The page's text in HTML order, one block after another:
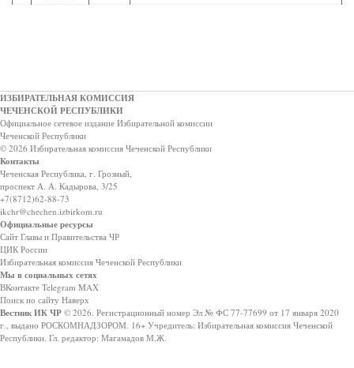
ИЗБИРАТЕЛЬНАЯ КОМИССИЯ
ЧЕЧЕНСКОЙ РЕСПУБЛИКИ
Официальное сетевое издание Избирательной комиссии
Чеченской Республики
© 2026 Избирательная комиссия Чеченской Республики
Контакты
Чеченская Республика, г. Грозный,
проспект А. А. Кадырова, 3/25
+7(8712)62-88-73
ikchr@chechen.izbirkom.ru
Официальные ресурсы
Сайт Главы и Правительства ЧР
ЦИК России
Избирательная комиссия Чеченской Республики
Мы в социальных сетях
ВКонтакте Telegram MAX
Поиск по сайту Наверх
Вестник ИК ЧР © 2026. Регистрационный номер Эл № ФС 77-77699 от 17 января 2020
г., выдано РОСКОМНАДЗОРОМ. 16+ Учредитель: Избирательная комиссия Чеченской
Республики. Гл. редактор: Магамадов М.Ж.